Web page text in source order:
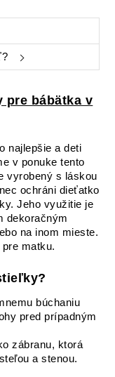
pre bábätka v
najlepšie a deti
v ponuke tento
vyrobený s láskou
ochráni dieťatko
Jeho využitie je
dekoračným
na inom mieste.
matku.
búchaniu
pred prípadným
zábranu, ktorá
a stenou.